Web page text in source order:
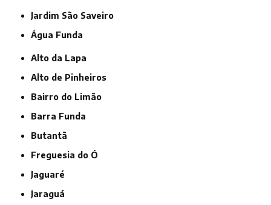
jardim São Saveiro
Água Funda
Alto da Lapa
Alto de Pinheiros
Bairro do Limão
Barra Funda
Butantã
Freguesia do Ó
Jaguaré
Jaraguá